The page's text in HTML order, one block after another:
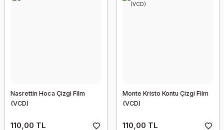
Nasrettin Hoca Çizgi Film
(VCD)
110,00 TL
Monte Kristo Kontu Çizgi Film
(VCD)
110,00 TL